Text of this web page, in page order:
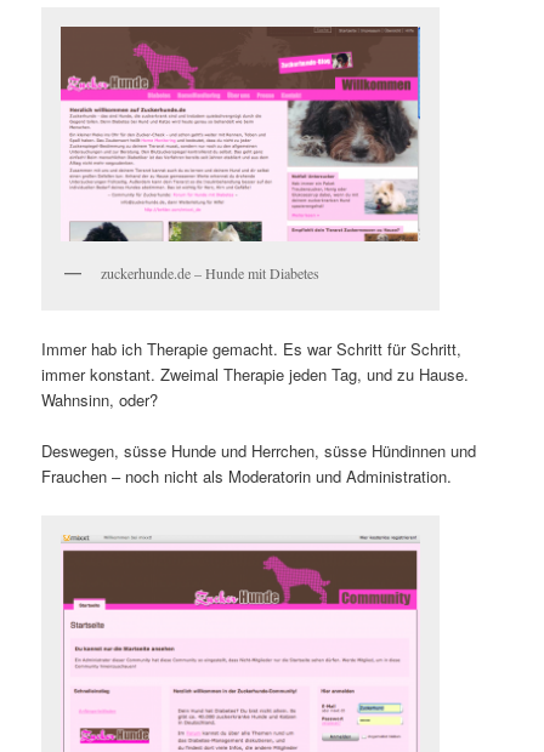
zuckerhunde.de – Hunde mit Diabetes
Immer hab ich Therapie gemacht. Es war Schritt für Schritt,
immer konstant. Zweimal Therapie jeden Tag, und zu Hause.
Wahnsinn, oder?
Deswegen, süsse Hunde und Herrchen, süsse Hündinnen und
Frauchen – noch nicht als Moderatorin und Administration.